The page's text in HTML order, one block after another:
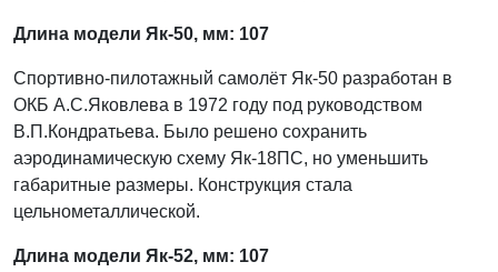
Длина модели Як-50, мм: 107
Спортивно-пилотажный самолёт Як-50 разработан в
ОКБ А.С.Яковлева в 1972 году под руководством
В.П.Кондратьева. Было решено сохранить
аэродинамическую схему Як-18ПС, но уменьшить
габаритные размеры. Конструкция стала
цельнометаллической.
Длина модели Як-52, мм: 107